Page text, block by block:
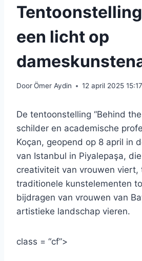
een licht op
DoorÖmer Aydin 12 april 2025 15:17
De tentoonstelling “Behind
schilder en academische
Koçan, geopend op 8 april in
van Istanbul in Piyalepaşa,
creativiteit van vrouwen viert,
traditionele kunstelementen
bijdragen van vrouwen van
artistieke landschap vieren.
class = “cf”>